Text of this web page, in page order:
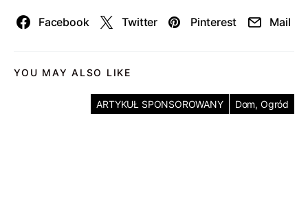
Facebook Twitter Pinterest Mail
YOU MAY ALSO LIKE
ARTYKUŁ SPONSOROWANY Dom, Ogród